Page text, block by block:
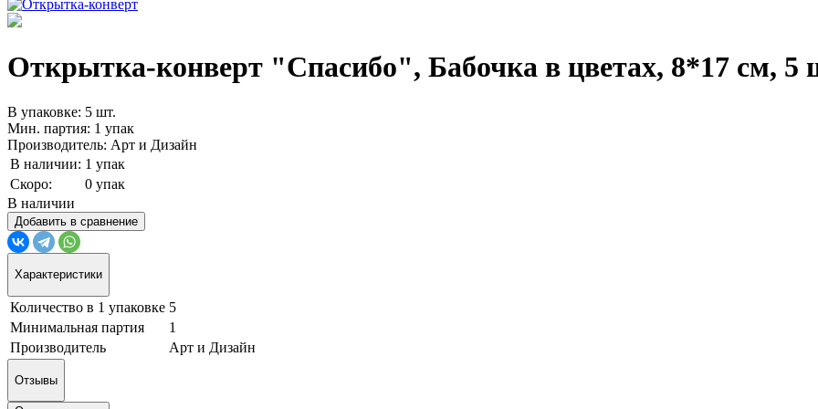
Открытка-конверт "Спасибо", Бабочка в цветах, 8*17 см, 5
В упаковке: 5 шт.
Мин. партия: 1 упак
Производитель: Арт и Дизайн
В наличии: 1 упак
Скоро:
0 упак
В наличии
Добавить в сравнение
Характеристики
Количество в 1 упаковке 5
Минимальная партия
1
Производитель
Арт и Дизайн
Отзывы